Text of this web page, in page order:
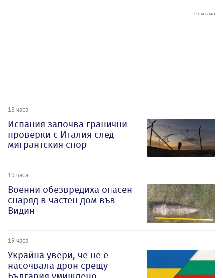
18 часа
Испания започва гранични
проверки с Италия след
мигрантския спор
19 часа
Военни обезвредиха опасен
снаряд в частен дом във
Видин
19 часа
Украйна увери, че не е
насочвала дрон срещу